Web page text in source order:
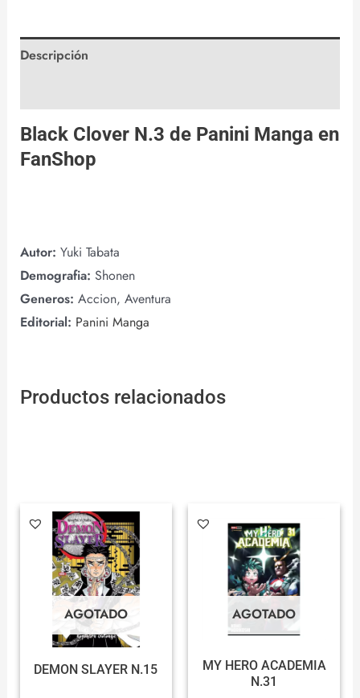
Descripción
Black Clover N.3 de Panini Manga en
FanShop
Autor: Yuki Tabata
Demografia: Shonen
Generos: Accion, Aventura
Editorial: Panini Manga
Productos relacionados
AGOTADO
DEMON SLAYER N.15
AGOTADO
MY HERO ACADEMIA
N.31